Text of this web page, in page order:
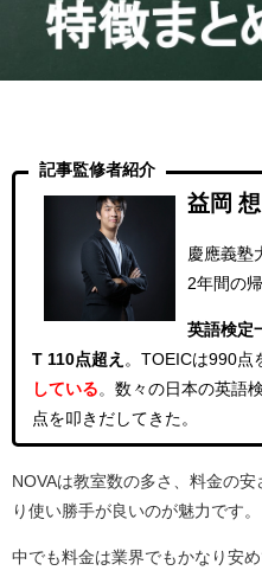
記事監修者紹介
益岡 想
慶應義塾
2年間の
英語検定
T 110点超え 。 TOEICは990点
している 。 数々の日本の英語
点を叩きだしてきた。
NOVAは教室数の多さ、料金の
り使い勝手が良いのが魅力です。
中でも料金は業界でもかなり安